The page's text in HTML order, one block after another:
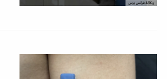
وكالة فرانس برس